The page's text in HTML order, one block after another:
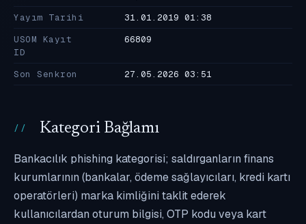
Yayım Tarihi
31.01.2019 01:38
USOM Kayıt
ID
66809
Son Senkron 27.05.2026 03:51
Kategori Bağlamı
Bankacılık phishing kategorisi; saldırganların finans
kurumlarının (bankalar, ödeme sağlayıcıları, kredi kartı
operatörleri) marka kimliğini taklit ederek
kullanıcılardan oturum bilgisi, OTP kodu veya kart